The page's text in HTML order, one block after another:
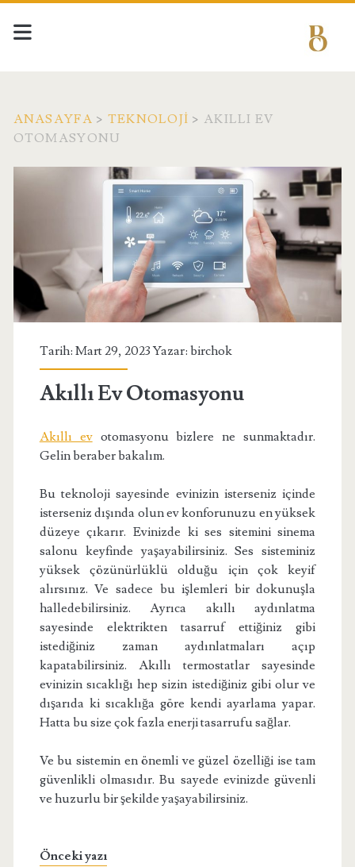
ANASAYFA > TEKNOLOJI > AKILLI EV
OTOMASYONU
Tarih: Mart 29, 2023 Yazar: birchok
Akıllı Ev Otomasyonu
Akıllı evotomasyonu bizlere ne sunmaktadır.
Gelin beraber bakalım.
Bu teknoloji sayesinde evinizin isterseniz içinde
isterseniz dışında olun ev konforunuzu en yüksek
düzeye çıkarır. Evinizde ki ses sitemini sinema
salonu keyfinde yaşayabilirsiniz. Ses sisteminiz
yüksek çözünürlüklü olduğu için çok keyif
alırsınız. Ve sadece bu işlemleri bir dokunuşla
halledebilirsiniz. Ayrıca akıllı aydınlatma
sayesinde elektrikten tasarruf ettiğiniz gibi
istediğiniz zaman aydınlatmaları açıp
kapatabilirsiniz. Akıllı termostatlar sayesinde
evinizin sıcaklığı hep sizin istediğiniz gibi olur ve
dışarıda ki sıcaklığa göre kendi ayarlama yapar.
Hatta bu size çok fazla enerji tasarrufu sağlar.
Ve bu sistemin en önemli ve güzel özelliği ise tam
güvenlikli olmasıdır. Bu sayede evinizde güvenli
ve huzurlu bir şekilde yaşayabilirsiniz.
Önceki yazı